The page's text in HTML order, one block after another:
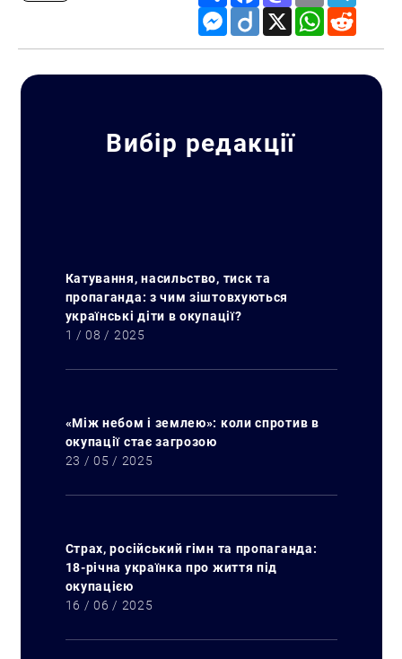
Messenger
Diigo X WhatsApp
Вибір редакції
Катування, насильство, тиск та
пропаганда: з чим зіштовхуються
українські діти в окупації?
1 / 08 / 2025
«Між небом і землею»: коли спротив в
окупації стає загрозою
23 / 05 / 2025
Страх, російський гімн та пропаганда:
18-річна українка про життя під
окупацією
16 / 06 / 2025